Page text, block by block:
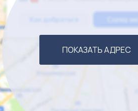
вам возможность
связанном с путешествиями в
ПОКАЗАТЬ АДРЕС